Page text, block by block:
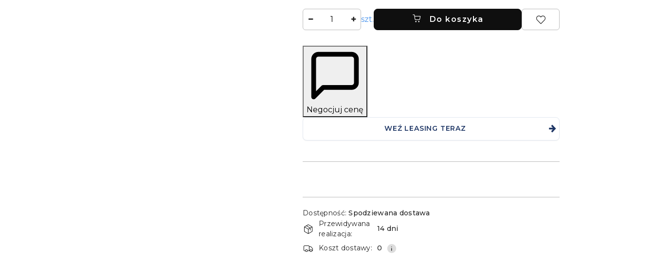
szt. Do koszyka
Negocjuj cenę
WEŹ LEASING TERAZ
i
dostawa
Dostępność: Spodziewana dostawa
Przewidywana
realizacja:
14 dni
Koszt dostawy: 0